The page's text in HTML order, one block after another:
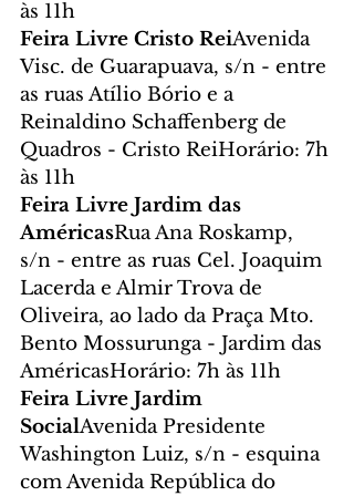
às 11h
Feira Livre Cristo ReiAvenida
Visc. de Guarapuava, s/n - entre
as ruas Atílio Bório e a
Reinaldino Schaffenberg de
Quadros - Cristo ReiHorário: 7h
às 11h
Feira Livre Jardim das
AméricasRua Ana Roskamp,
s/n - entre as ruas Cel. Joaquim
Lacerda e Almir Trova de
Oliveira, ao lado da Praça Mto.
Bento Mossurunga - Jardim das
AméricasHorário: 7h às 11h
Feira Livre Jardim
SocialAvenida Presidente
Washington Luiz, s/n - esquina
com Avenida República do